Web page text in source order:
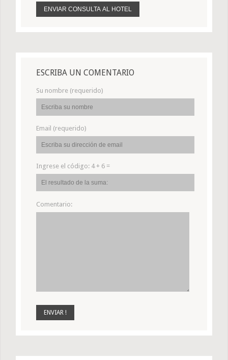
ESCRIBA UN COMENTARIO
Su nombre (requerido)
Email (requerido)
Ingrese el código: 4 + 6 =
Comentario: